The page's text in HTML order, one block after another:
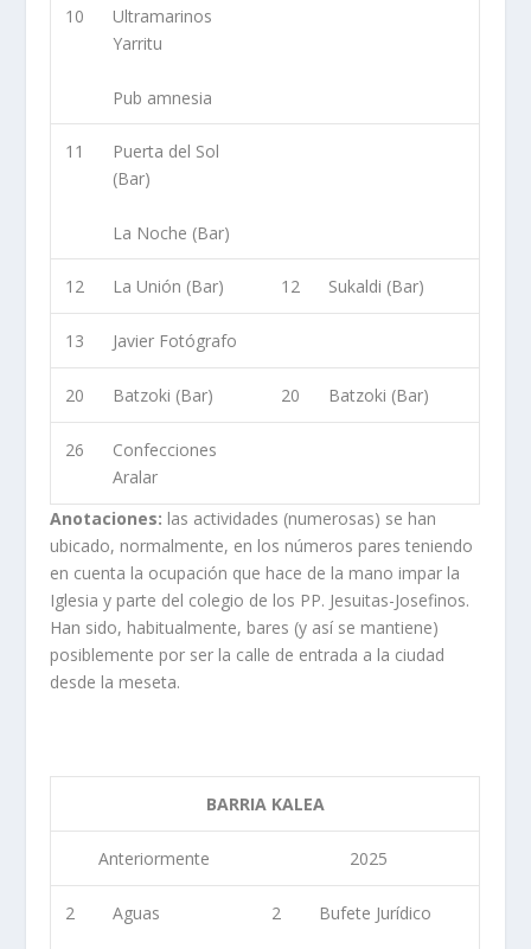
10
Ultramarinos
Yarritu
Pub amnesia
11
Puerta del Sol
(Bar)
La Noche (Bar)
12 La Unión (Bar) 12 Sukaldi (Bar)
13 Javier Fotógrafo
20 Batzoki (Bar) 20 Batzoki (Bar)
26
Confecciones
Aralar
Anotaciones: las actividades (numerosas) se han
ubicado, normalmente, en los números pares teniendo
en cuenta la ocupación que hace de la mano impar la
Iglesia y parte del colegio de los PP. Jesuitas-Josefinos.
Han sido, habitualmente, bares (y así se mantiene)
posiblemente por ser la calle de entrada a la ciudad
desde la meseta.
BARRIA KALEA
Anteriormente 2025
2 Aguas 2 Bufete Jurídico